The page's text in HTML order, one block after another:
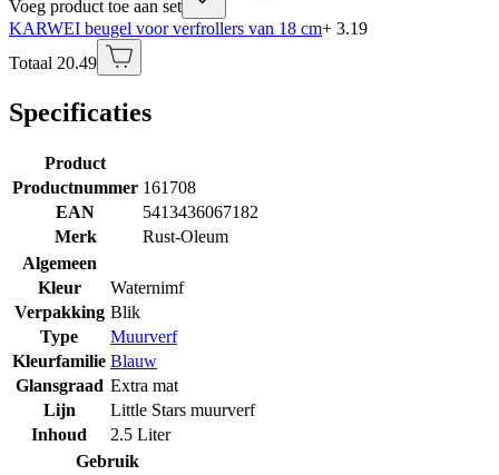
Voeg product toe aan set
KARWEI beugel voor verfrollers van 18 cm+ 3.19
Totaal 20.49
Specificaties
Product
Productnummer 161708
EAN
5413436067182
Merk
Rust-Oleum
Algemeen
Kleur
Waternimf
Verpakking Blik
Type
Muurverf
Kleurfamilie Blauw
Glansgraad Extra mat
Lijn
Little Stars muurverf
Inhoud
2.5 Liter
Gebruik